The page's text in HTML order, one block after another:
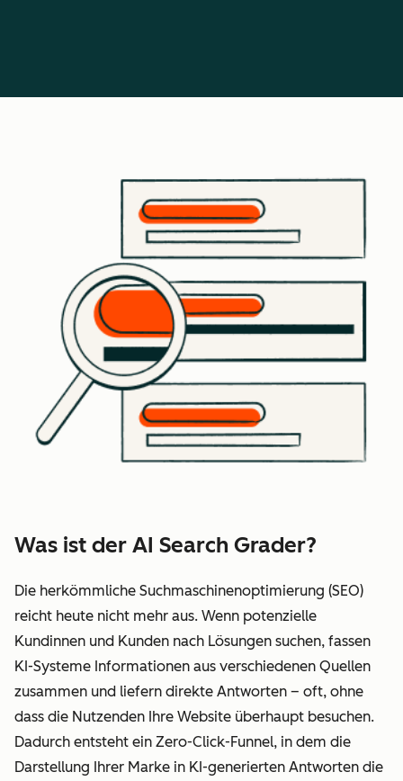
Was ist der AI Search Grader?
Die herkömmliche Suchmaschinenoptimierung (SEO)
reicht heute nicht mehr aus. Wenn potenzielle
Kundinnen und Kunden nach Lösungen suchen, fassen
KI-Systeme Informationen aus verschiedenen Quellen
zusammen und liefern direkte Antworten – oft, ohne
dass die Nutzenden Ihre Website überhaupt besuchen.
Dadurch entsteht ein Zero-Click-Funnel, in dem die
Darstellung Ihrer Marke in KI-generierten Antworten die